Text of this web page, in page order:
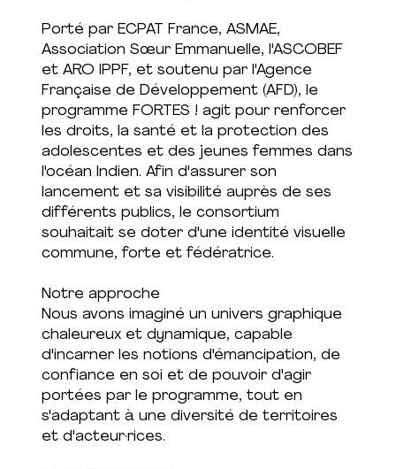
Porté par ECPAT France, ASMAE,
Association Sœur Emmanuelle, l'ASCOBEF
et ARO IPPF, et soutenu par l'Agence
Française de Développement (AFD), le
programme FORTES ! agit pour renforcer
les droits, la santé et la protection des
adolescentes et des jeunes femmes dans
l'océan Indien. Afin d'assurer son
lancement et sa visibilité auprès de ses
différents publics, le consortium
souhaitait se doter d'une identité visuelle
commune, forte et fédératrice.
Notre approche
Nous avons imaginé un univers graphique
chaleureux et dynamique, capable
d'incarner les notions d'émancipation, de
confiance en soi et de pouvoir d'agir
portées par le programme, tout en
s'adaptant à une diversité de territoires
et d'acteur·rices.